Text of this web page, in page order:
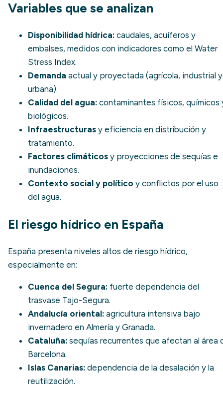
Variables que se analizan
Disponibilidad hídrica: caudales, acuíferos y
embalses, medidos con indicadores como el Water
Stress Index.
Demanda actual y proyectada (agrícola, industrial y
urbana).
Calidad del agua: contaminantes físicos, químicos
biológicos.
Infraestructuras y eficiencia en distribución y
tratamiento.
Factores climáticos y proyecciones de sequías e
inundaciones.
Contexto social y político y conflictos por el uso
del agua.
El riesgo hídrico en España
España presenta niveles altos de riesgo hídrico,
especialmente en:
Cuenca del Segura: fuerte dependencia del
trasvase Tajo-Segura.
Andalucía oriental: agricultura intensiva bajo
invernadero en Almería y Granada.
Cataluña: sequías recurrentes que afectan al área
Barcelona.
Islas Canarias: dependencia de la desalación y la
reutilización.